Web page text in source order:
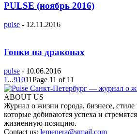
PULSE (ноябрь 2016)
pulse - 12.11.2016
Гонки на драконах
pulse - 10.06.2016
1 ...91011Page 11 of 11
ABOUT US
Журнал о жизни города, бизнесе,
которые добиваются успеха и
жизненную позицию.
Contact us: lemenera@gmail.com